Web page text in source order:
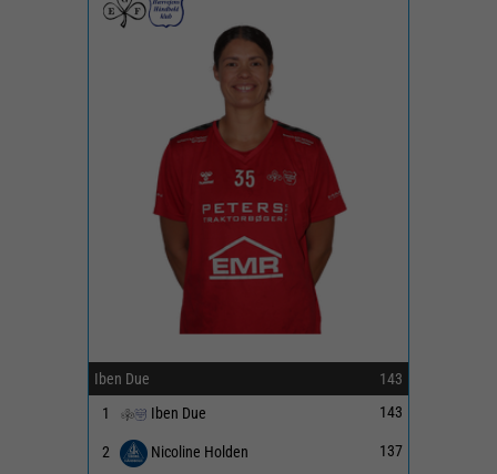
Iben Due
143
1
Iben Due 143
2 Nicoline Holden 137